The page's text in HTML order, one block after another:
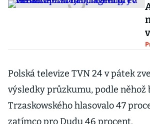
Polská televize TVN 24 v pátek
výsledky průzkumu, podle něhož
Trzaskowského hlasovalo 47
zatímco pro Dudu 46 procent.